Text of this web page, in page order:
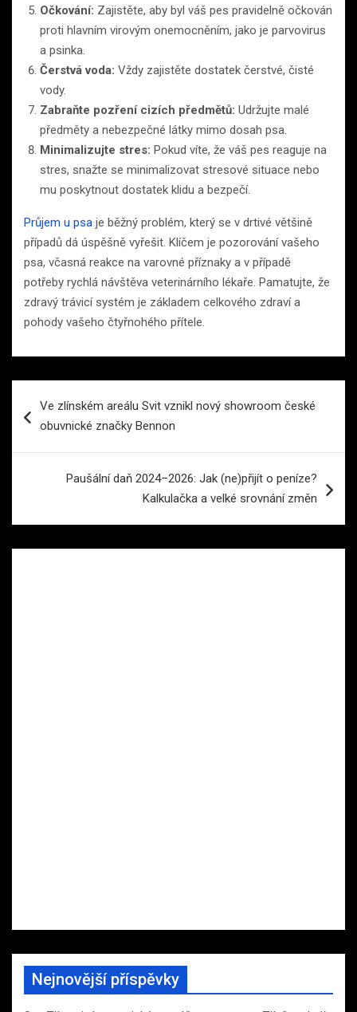
Očkování: Zajistěte, aby byl váš pes pravidelně očkován
proti hlavním virovým onemocněním, jako je parvovirus
a psinka.
Čerstvá voda: Vždy zajistěte dostatek čerstvé, čisté
vody.
Zabraňte pozření cizích předmětů: Udržujte malé
předměty a nebezpečné látky mimo dosah psa.
Minimalizujte stres: Pokud víte, že váš pes reaguje na
stres, snažte se minimalizovat stresové situace nebo
mu poskytnout dostatek klidu a bezpečí.
Průjem u psa je běžný problém, který se v drtivé většině
případů dá úspěšně vyřešit. Klíčem je pozorování vašeho
psa, včasná reakce na varovné příznaky a v případě
potřeby rychlá návštěva veterinárního lékaře. Pamatujte, že
zdravý trávicí systém je základem celkového zdraví a
pohody vašeho čtyřnohého přítele.
proVe zlínském areálu Svit vznikl nový showroom české
obuvnické značky Bennon
Paušální daň 2024–2026: Jak (ne)přijít o peníze?
Kalkulačka a velké srovnání změn
Nejnovější příspěvky